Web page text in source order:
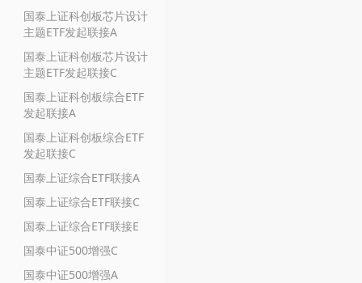
国泰上证科创板芯片设计
主题ETF发起联接A
国泰上证科创板芯片设计
主题ETF发起联接C
国泰上证科创板综合ETF
发起联接A
国泰上证科创板综合ETF
发起联接C
国泰上证综合ETF联接A
国泰上证综合ETF联接C
国泰上证综合ETF联接E
国泰中证500增强C
国泰中证500增强A